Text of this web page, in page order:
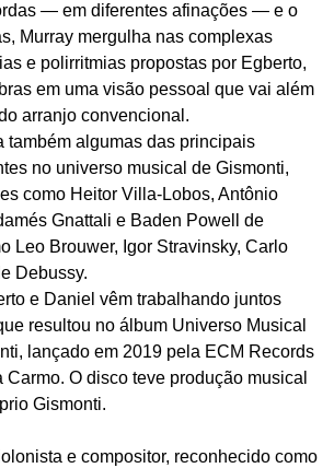
— em diferentes afinações — e o
Murray mergulha nas complexas
e polirritmias propostas por Egberto,
em uma visão pessoal que vai além
arranjo convencional.
também algumas das principais
no universo musical de Gismonti,
como Heitor Villa-Lobos, Antônio
Gnattali e Baden Powell de
Leo Brouwer, Igor Stravinsky, Carlo
Debussy.
e Daniel vêm trabalhando juntos
resultou no álbum Universo Musical
lançado em 2019 pela ECM Records
Carmo. O disco teve produção musical
Gismonti.
e compositor, reconhecido como